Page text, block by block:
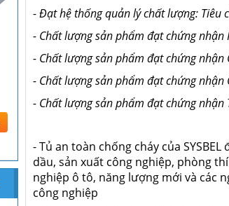
-Đạt hệ thống quản lý chất lượng: Tiêu
- Chất lượng sản phẩm đạt chứng nhận
- Chất lượng sản phẩm đạt chứng nhận
- Chất lượng sản phẩm đạt chứng nhận
- Chất lượng sản phẩm đạt chứng nhận
- Tủ an toàn chống cháy của
dầu, sản xuất công nghiệp, phòng
nghiệp ô tô, năng lượng mới và các
công nghiệp